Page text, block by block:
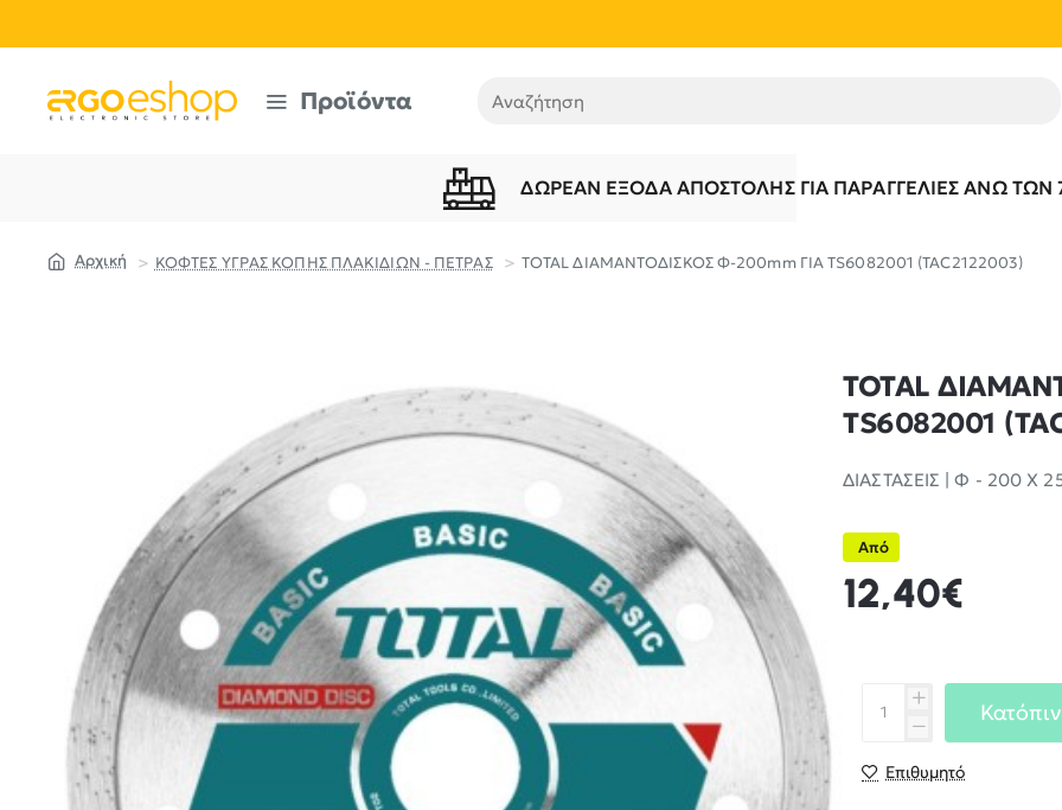
Προϊόντα Αναζήτηση
ΔΩΡΕΆΝ ΈΞΟΔΑ ΑΠΟΣΤΟΛΉΣ ΓΙΑ ΠΑΡΑΓΓΕΛΊΕΣ ΆΝΩ ΤΩΝ
ΚΟΦΤΕΣ ΥΓΡΑΣ ΚΟΠΗΣ ΠΛΑΚΙΔΙΩΝ - ΠΕΤΡΑΣ TOTAL ΔΙΑΜΑΝΤΟΔΙΣΚΟΣ Φ-200mm ΓΙΑ TS6082001 (TAC2122003)
TOTAL
TS6082001
ΔΙΑΣΤΑΣΕΙΣ | Φ - 200 Χ
Από
12,40€
Επιθυμητό